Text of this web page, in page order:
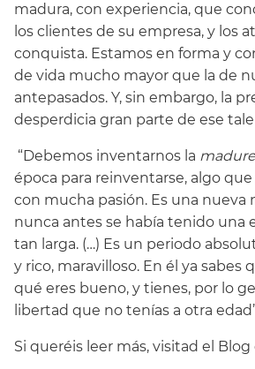
madura, con experiencia, que
los clientes de su empresa, y los
conquista. Estamos en forma y
de vida mucho mayor que la de
antepasados. Y, sin embargo, la
desperdicia gran parte de ese
“Debemos inventarnos la
época para reinventarse, algo
con mucha pasión. Es una nueva
nunca antes se había tenido una
tan larga. (…) Es un periodo
y rico, maravilloso. En él ya sabes
qué eres bueno, y tienes, por lo
libertad que no tenías a otra
Si queréis leer más, visitad el Blog